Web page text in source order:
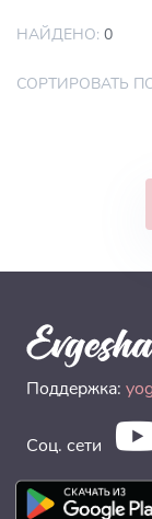
НАЙДЕНО: 0
СОРТИРОВАТЬ
Поддержка:
Соц. сети